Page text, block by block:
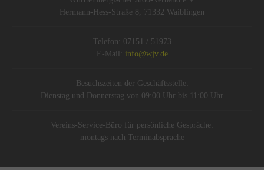
Hermann-Hess-Straße 8, 71332 Waiblingen
Telefon: 07151 / 51973
E-Mail: info@wjv.de
Besuchszeiten der Geschäftsstelle:
Dienstag und Donnerstag von 09:00 Uhr bis 11:00 Uhr
Vereins-Service-Büro für persönliche Gespräche:
montags nach Terminabsprache